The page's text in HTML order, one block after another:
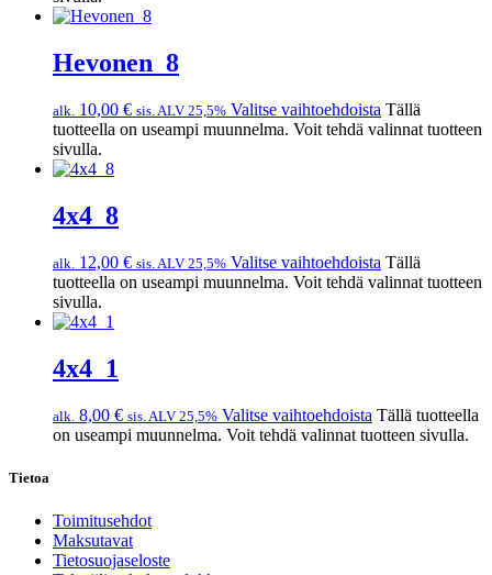
Hevonen_8
alk. 10,00 € sis. ALV 25,5% Valitse vaihtoehdoista Tällä
tuotteella on useampi muunnelma. Voit tehdä valinnat tuotteen
sivulla.
4x4_8
alk. 12,00 € sis. ALV 25,5% Valitse vaihtoehdoista Tällä
tuotteella on useampi muunnelma. Voit tehdä valinnat tuotteen
sivulla.
4x4_1
alk. 8,00 € sis. ALV 25,5% Valitse vaihtoehdoista Tällä tuotteella
on useampi muunnelma. Voit tehdä valinnat tuotteen sivulla.
Tietoa
Toimitusehdot
Maksutavat
Tietosuojaseloste